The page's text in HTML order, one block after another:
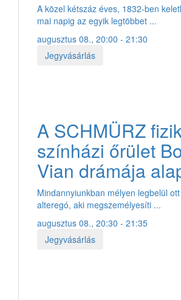
A közel kétszáz éves, 1832-ben
mai napig az egyik legtöbbet ...
augusztus 08., 20:00 - 21:30
Jegyvásárlás
A SCHMÜRZ
színházi őrület
Vian drámája
Mindannyiunkban mélyen legbelül
alteregó, aki megszemélyesíti ...
augusztus 08., 20:30 - 21:35
Jegyvásárlás